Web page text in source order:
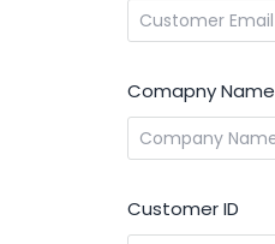
Comapny Name
Customer ID